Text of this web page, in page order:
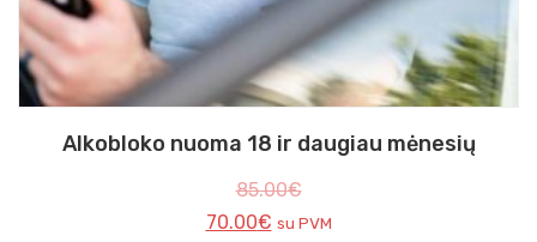
Alkobloko nuoma 18 ir daugiau mėnesių
85.00€
70.00€ su PVM